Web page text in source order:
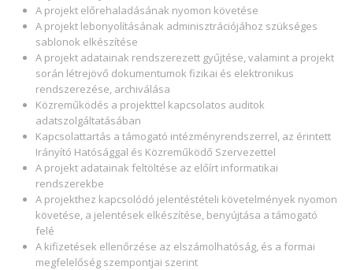
A projekt előrehaladásának nyomon követése
A projekt lebonyolításának adminisztrációjához szükséges
sablonok elkészítése
A projekt adatainak rendszerezett gyűjtése, valamint a projekt
során létrejövő dokumentumok fizikai és elektronikus
rendszerezése, archiválása
Közreműködés a projekttel kapcsolatos auditok
adatszolgáltatásában
Kapcsolattartás a támogató intézményrendszerrel, az érintett
Irányító Hatósággal és Közreműködő Szervezettel
A projekt adatainak feltöltése az előírt informatikai
rendszerekbe
A projekthez kapcsolódó jelentéstételi követelmények nyomon
követése, a jelentések elkészítése, benyújtása a támogató
felé
A kifizetések ellenőrzése az elszámolhatóság, és a formai
megfelelőség szempontjai szerint